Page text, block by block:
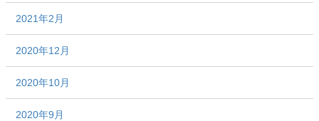
2021年2月
2020年12月
2020年10月
2020年9月